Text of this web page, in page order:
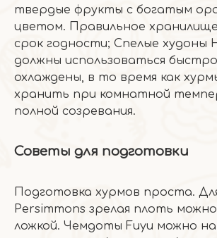
твердые фрукты с богатым
цветом. Правильное
срок годности; Спелые худоны
должны использоваться
охлаждены, в то время как
хранить при комнатной
полной созревания.
Советы для подготовки
Подготовка хурмов проста.
Persimmons зрелая плоть
ложкой. Чемдоты Fuyu можно